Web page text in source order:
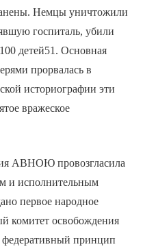
Немцы уничтожили
госпиталь, убили
детей51. Основная
прорвалась в
историографии эти
вражеское
АВНОЮ провозгласила
и исполнительным
первое народное
комитет освобождения
принцип